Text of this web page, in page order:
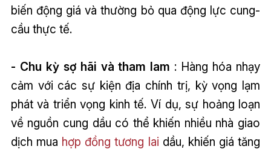
biến động giá và thường bỏ qua động lực cung-
cầu thực tế.
- Chu kỳ sợ hãi và tham lam : Hàng hóa nhạy
cảm với các sự kiện địa chính trị, kỳ vọng lạm
phát và triển vọng kinh tế. Ví dụ, sự hoảng loạn
về nguồn cung dầu có thể khiến nhiều nhà giao
dịch mua hợp đồng tương lai dầu, khiến giá tăng